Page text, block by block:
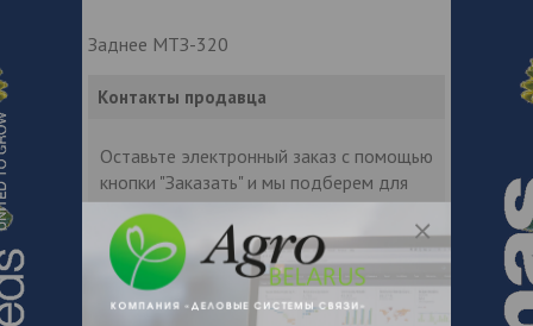
Заднее МТЗ-320
Контакты продавца
Оставьте электронный заказ с помощью
кнопки "Заказать" и мы подберем для
Вас подходящую компанию
поставщика.